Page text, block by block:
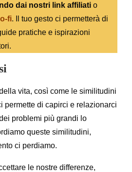
dai nostri link affiliati o
fi. Il tuo gesto ci permetterà di
pratiche e ispirazioni
vita, così come le similitudini
permette di capirci e relazionarci
problemi più grandi lo
queste similitudini,
ci perdiamo.
le nostre differenze,